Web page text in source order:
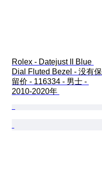
Rolex - Datejust II Blue
Dial Fluted Bezel - 没有保
留价 - 116334 - 男士 -
2010-2020年